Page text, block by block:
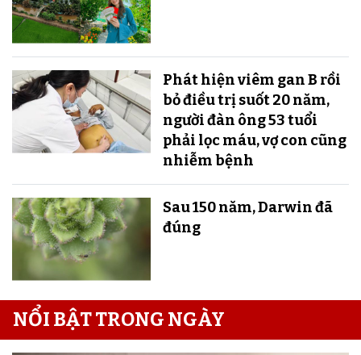
Phát hiện viêm gan B rồi
bỏ điều trị suốt 20 năm,
người đàn ông 53 tuổi
phải lọc máu, vợ con cũng
nhiễm bệnh
Sau 150 năm, Darwin đã
đúng
NỔI BẬT TRONG NGÀY